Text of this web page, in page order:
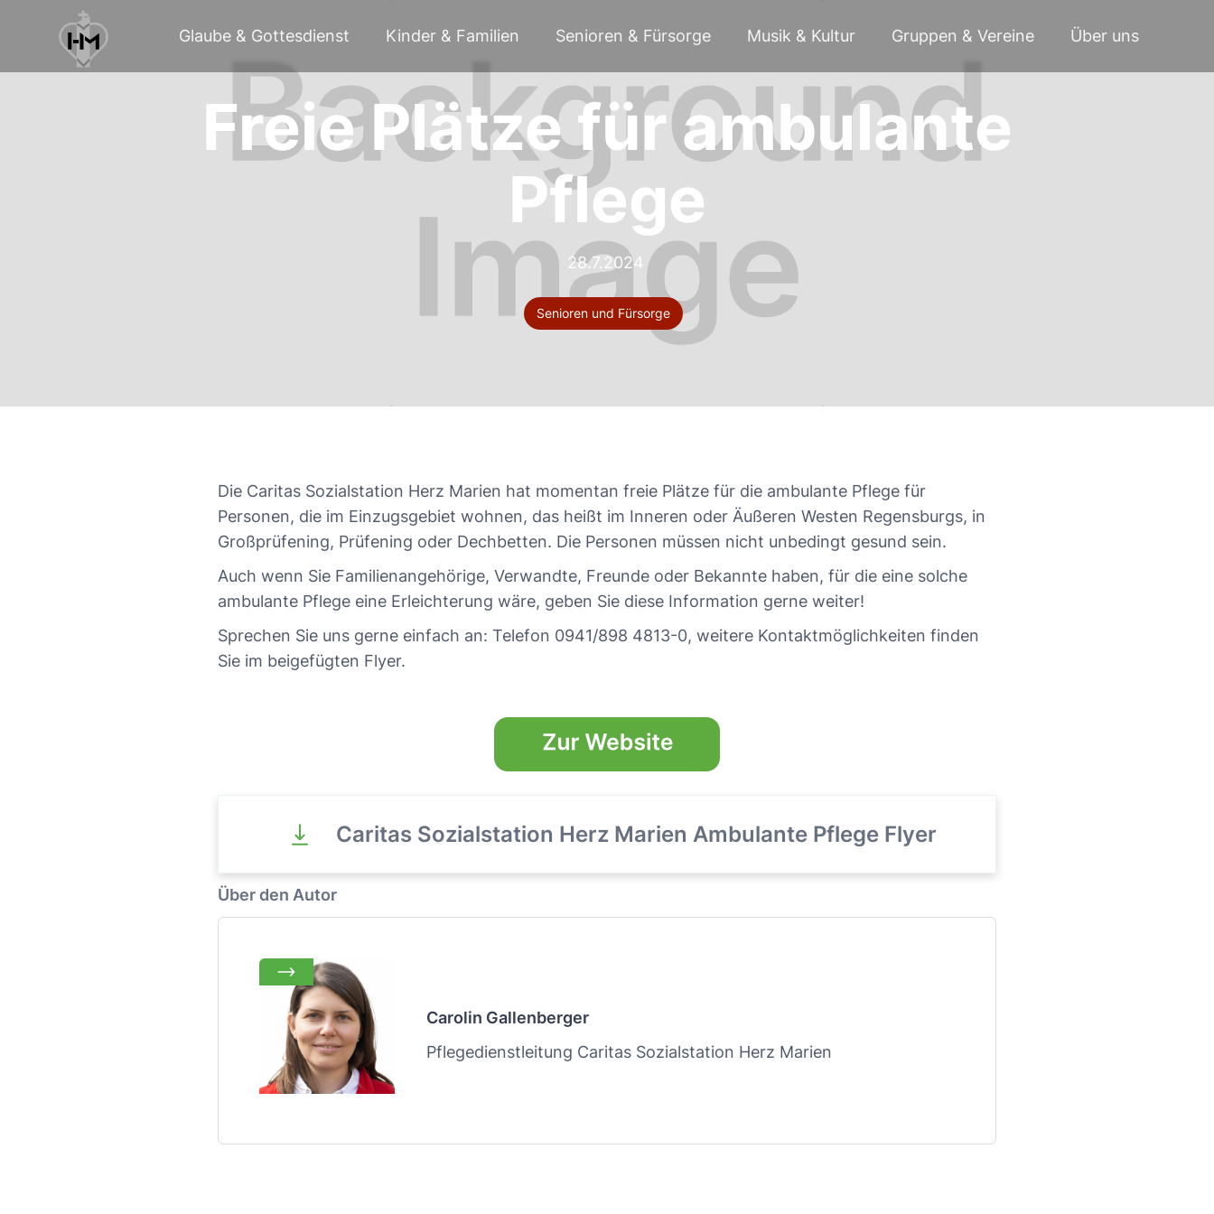
Glaube & Gottesdienst Kinder & Familien Senioren & Fürsorge Musik & Kultur Gruppen & Vereine Über uns
Freie Plätze für ambulante
Pflege
28.7.2024
Senioren und Fürsorge
Die Caritas Sozialstation Herz Marien hat momentan freie Plätze für die ambulante Pflege für
Personen, die im Einzugsgebiet wohnen, das heißt im Inneren oder Äußeren Westen Regensburgs, in
Großprüfening, Prüfening oder Dechbetten. Die Personen müssen nicht unbedingt gesund sein.
Auch wenn Sie Familienangehörige, Verwandte, Freunde oder Bekannte haben, für die eine solche
ambulante Pflege eine Erleichterung wäre, geben Sie diese Information gerne weiter!
Sprechen Sie uns gerne einfach an: Telefon 0941/898 4813-0, weitere Kontaktmöglichkeiten finden
Sie im beigefügten Flyer.
Caritas Sozialstation Herz Marien Ambulante Pflege Flyer
Über den Autor
Carolin Gallenberger
Pflegedienstleitung Caritas Sozialstation Herz Marien